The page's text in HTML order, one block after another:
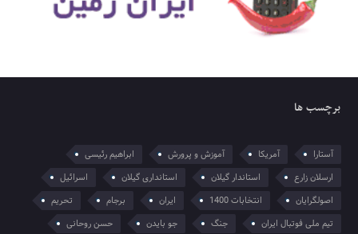
برچسب ها
آستارا آمریکا آموزش و پرورش
ابراهیم رئیسی
ارسلان زارع
استاندار گیلان استانداری گیلان
اسرائیل
اصولگرایان
انتخابات 1400 ایران برجام
تحریم
تیم ملی فوتبال ایران
جنگ جو بایدن حسن روحانی